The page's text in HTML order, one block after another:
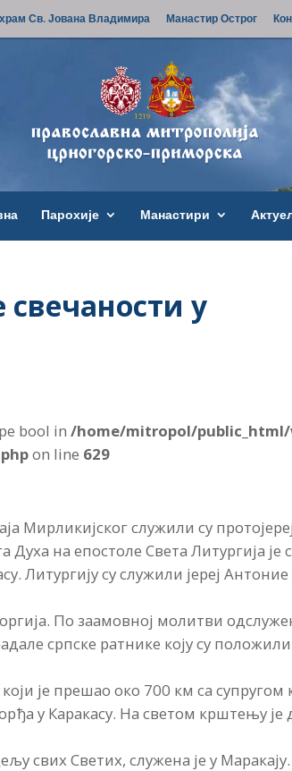
Св. Јована Владимира Манастир Острог
Парохије Манастири
у
bool in/home/mitropol/public_html/
on line 629
Мирликијског служили су
на епостоле Света Литургија је
Литургију су служили јереј Антоние
По заамовној молитви
српске ратнике коју су положили
је прешао око 700 км са супругом
у Каракасу. На светом крштењу
свих Светих, служена је у